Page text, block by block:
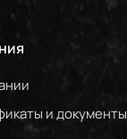
и документы